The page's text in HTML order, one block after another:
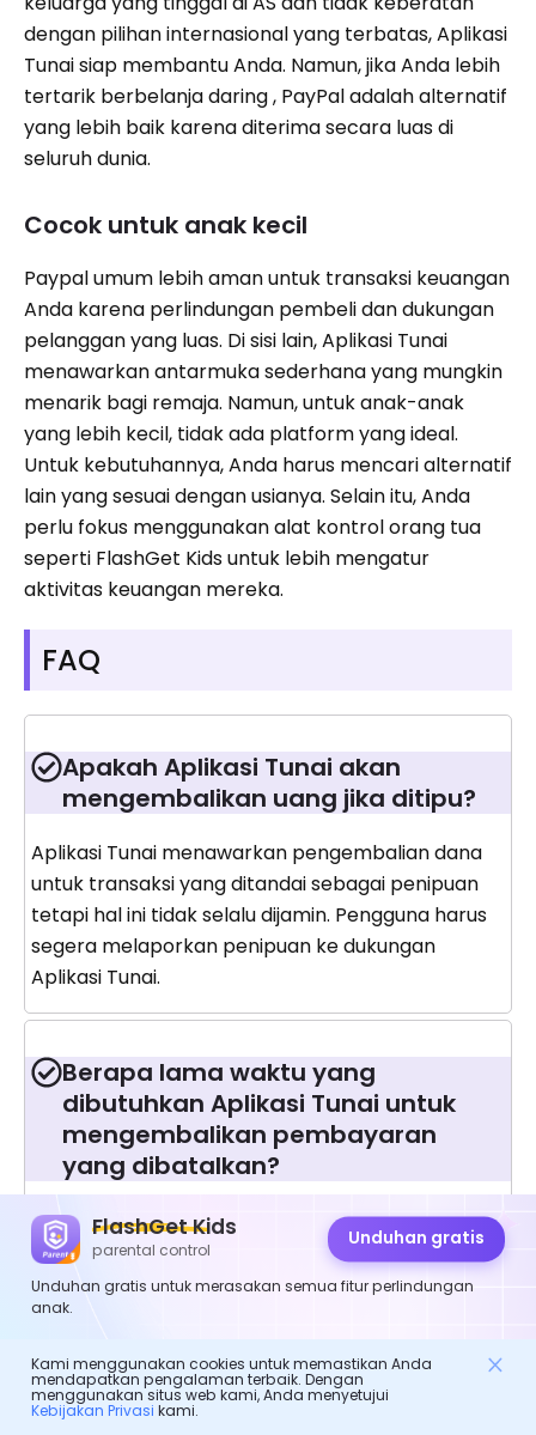
dengan pilihan internasional yang terbatas, Aplikasi
Tunai siap membantu Anda. Namun, jika Anda lebih
tertarik berbelanja daring , PayPal adalah alternatif
yang lebih baik karena diterima secara luas di
seluruh dunia.
Cocok untuk anak kecil
Paypal umum lebih aman untuk transaksi keuangan
Anda karena perlindungan pembeli dan dukungan
pelanggan yang luas. Di sisi lain, Aplikasi Tunai
menawarkan antarmuka sederhana yang mungkin
menarik bagi remaja. Namun, untuk anak-anak
yang lebih kecil, tidak ada platform yang ideal.
Untuk kebutuhannya, Anda harus mencari alternatif
lain yang sesuai dengan usianya. Selain itu, Anda
perlu fokus menggunakan alat kontrol orang tua
seperti FlashGet Kids untuk lebih mengatur
aktivitas keuangan mereka.
FAQ
Apakah Aplikasi Tunai akan
mengembalikan uang jika ditipu?
Aplikasi Tunai menawarkan pengembalian dana
untuk transaksi yang ditandai sebagai penipuan
tetapi hal ini tidak selalu dijamin. Pengguna harus
segera melaporkan penipuan ke dukungan
Aplikasi Tunai.
Berapa lama waktu yang
dibutuhkan Aplikasi Tunai untuk
mengembalikan pembayaran
yang dibatalkan?
Pengembalian dana dapat memakan waktu
hingga 10 hari kerja dan bergantung pada waktu
pemrosesan bank.
Apa yang terjadi jika uang dikirim
ke rekening Aplikasi Tunai yang
FlashGet Kids
parental control
Unduhan gratis
Unduhan gratis untuk merasakan semua fitur perlindungan
anak.
Kami menggunakan cookies untuk memastikan Anda
mendapatkan pengalaman terbaik. Dengan
menggunakan situs web kami, Anda menyetujui
Kebijakan Privasi kami.